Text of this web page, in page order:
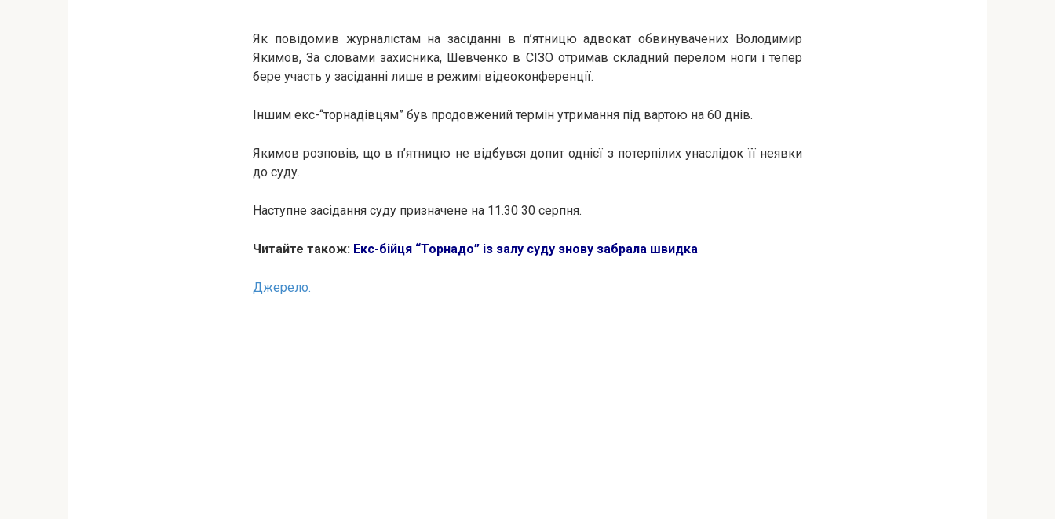
Як повідомив журналістам на засіданні в п’ятницю адвокат обвинувачених Володимир
Якимов, За словами захисника, Шевченко в СІЗО отримав складний перелом ноги і тепер
бере участь у засіданні лише в режимі відеоконференції.
Іншим екс-“торнадівцям” був продовжений термін утримання під вартою на 60 днів.
Якимов розповів, що в п’ятницю не відбувся допит однієї з потерпілих унаслідок її неявки
до суду.
Наступне засідання суду призначене на 11.30 30 серпня.
Читайте також: Екс-бійця “Торнадо” із залу суду знову забрала швидка
Джерело.